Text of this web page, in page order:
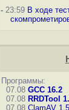
-23:59 В ходе
Программы:
07.08 GCC 16.2
07.08 RRDTool
07.08 ClamAV